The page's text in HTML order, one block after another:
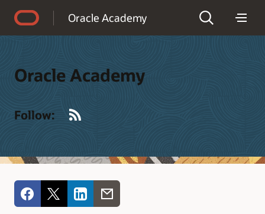
Oracle Academy
Oracle Academy
Follow: